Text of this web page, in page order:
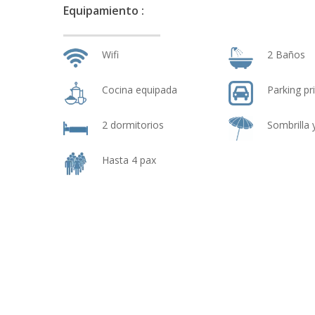
descargar una App
Tecnología puesta
las casas que
Licencia Turística
La playa mas
Una de las calas
De aguas
El resto de playas
conduciendo, así
Equipamiento :
Wifi
Cocina equipada
2 dormitorios
Hasta 4 pax
2 Baños
Parking
Sombrilla